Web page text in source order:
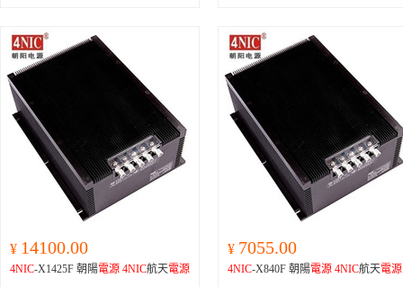
¥ 14100.00
4NIC-X1425F 朝陽電源 4NIC航天電源
¥ 7055.00
4NIC-X840F 朝陽電源 4NIC航天電源